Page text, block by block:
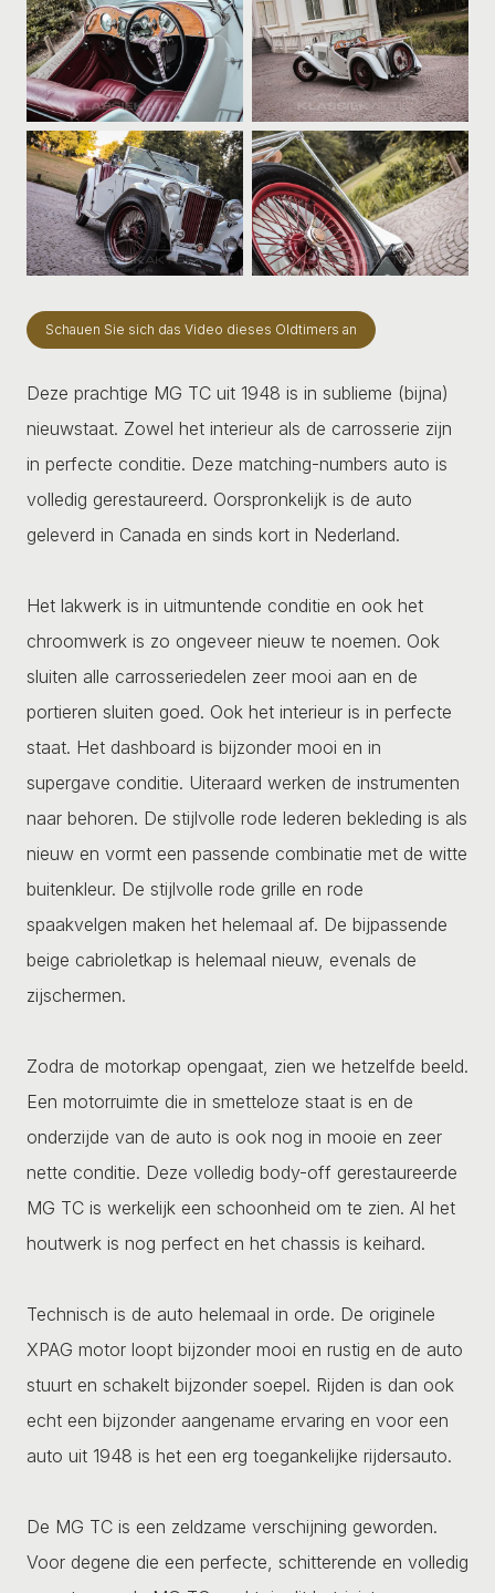
Schauen Sie sich das Video dieses Oldtimers an
Deze prachtige MG TC uit 1948 is in sublieme (bijna)
nieuwstaat. Zowel het interieur als de carrosserie zijn
in perfecte conditie. Deze matching-numbers auto is
volledig gerestaureerd. Oorspronkelijk is de auto
geleverd in Canada en sinds kort in Nederland.
Het lakwerk is in uitmuntende conditie en ook het
chroomwerk is zo ongeveer nieuw te noemen. Ook
sluiten alle carrosseriedelen zeer mooi aan en de
portieren sluiten goed. Ook het interieur is in perfecte
staat. Het dashboard is bijzonder mooi en in
supergave conditie. Uiteraard werken de instrumenten
naar behoren. De stijlvolle rode lederen bekleding is als
nieuw en vormt een passende combinatie met de witte
buitenkleur. De stijlvolle rode grille en rode
spaakvelgen maken het helemaal af. De bijpassende
beige cabrioletkap is helemaal nieuw, evenals de
zijschermen.
Zodra de motorkap opengaat, zien we hetzelfde beeld.
Een motorruimte die in smetteloze staat is en de
onderzijde van de auto is ook nog in mooie en zeer
nette conditie. Deze volledig body-off gerestaureerde
MG TC is werkelijk een schoonheid om te zien. Al het
houtwerk is nog perfect en het chassis is keihard.
Technisch is de auto helemaal in orde. De originele
XPAG motor loopt bijzonder mooi en rustig en de auto
stuurt en schakelt bijzonder soepel. Rijden is dan ook
echt een bijzonder aangename ervaring en voor een
auto uit 1948 is het een erg toegankelijke rijdersauto.
De MG TC is een zeldzame verschijning geworden.
Voor degene die een perfecte, schitterende en volledig